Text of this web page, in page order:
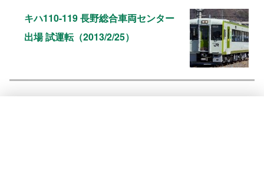
キハ110-119 長野総合車両センター
出場 試運転（2013/2/25）